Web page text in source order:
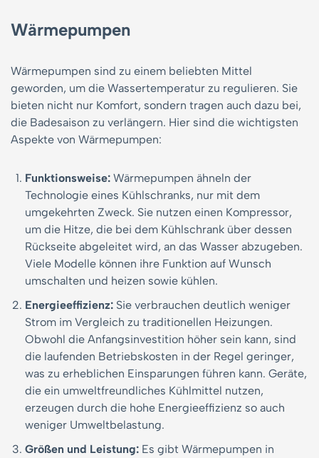
Wärmepumpen
Wärmepumpen sind zu einem beliebten Mittel
geworden, um die Wassertemperatur zu regulieren. Sie
bieten nicht nur Komfort, sondern tragen auch dazu bei,
die Badesaison zu verlängern. Hier sind die wichtigsten
Aspekte von Wärmepumpen:
Funktionsweise: Wärmepumpen ähneln der
Technologie eines Kühlschranks, nur mit dem
umgekehrten Zweck. Sie nutzen einen Kompressor,
um die Hitze, die bei dem Kühlschrank über dessen
Rückseite abgeleitet wird, an das Wasser abzugeben.
Viele Modelle können ihre Funktion auf Wunsch
umschalten und heizen sowie kühlen.
Energieeffizienz: Sie verbrauchen deutlich weniger
Strom im Vergleich zu traditionellen Heizungen.
Obwohl die Anfangsinvestition höher sein kann, sind
die laufenden Betriebskosten in der Regel geringer,
was zu erheblichen Einsparungen führen kann. Geräte,
die ein umweltfreundliches Kühlmittel nutzen,
erzeugen durch die hohe Energieeffizienz so auch
weniger Umweltbelastung.
Größen und Leistung: Es gibt Wärmepumpen in